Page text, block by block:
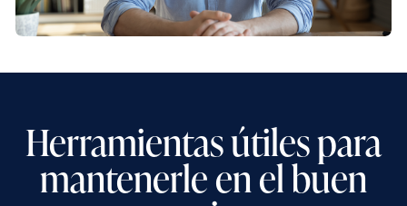
Herramientas útiles para
mantenerle en el buen